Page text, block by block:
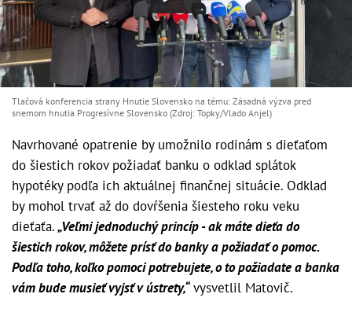
Tlačová konferencia strany Hnutie Slovensko na tému: Zásadná výzva pred
snemom hnutia Progresívne Slovensko (Zdroj: Topky/Vlado Anjel)
Navrhované opatrenie by umožnilo rodinám s dieťaťom
do šiestich rokov požiadať banku o odklad splátok
hypotéky podľa ich aktuálnej finančnej situácie. Odklad
by mohol trvať až do dovŕšenia šiesteho roku veku
dieťaťa.„Veľmi jednoduchý princíp - ak máte dieťa do
šiestich rokov, môžete prísť do banky a požiadať o pomoc.
Podľa toho, koľko pomoci potrebujete, o to požiadate a banka
vám bude musieť vyjsť v ústrety,“vysvetlil Matovič.